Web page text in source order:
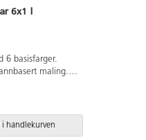
6x1 l
6 basisfarger.
maling.
Før malingen
men blir så
kan
overflater.
i handlekurven